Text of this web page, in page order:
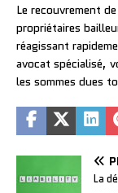
Le recouvrement
propriétaires
réagissant
avocat spécialisé,
les sommes dues
La